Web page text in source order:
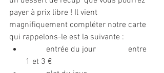
payer à prix libre ! Il vient
magnifiquement compléter notre carte
qui rappelons-le est la suivante :
1 et 3 €